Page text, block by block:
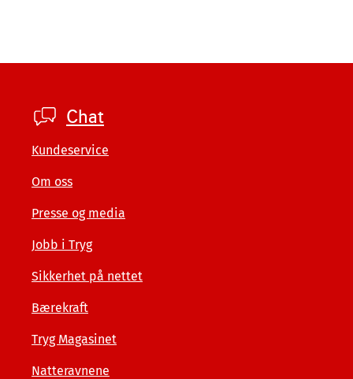
Footer
private
Chat
Kundeservice
Om oss
Presse og media
Jobb i Tryg
Sikkerhet på nettet
Bærekraft
Tryg Magasinet
Natteravnene